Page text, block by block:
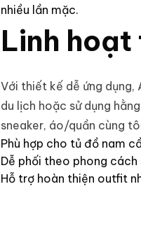
nhiều lần mặc.
Linh hoạt
Với thiết kế dễ ứng
du lịch hoặc sử dụng
sneaker, áo/quần cùng
Phù hợp cho tủ đồ nam
Dễ phối theo phong
Hỗ trợ hoàn thiện outfit